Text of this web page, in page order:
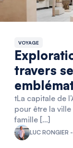
VOYAGE
travers
tLa capitale de
pour être la
famille […]
LUC RONGIER